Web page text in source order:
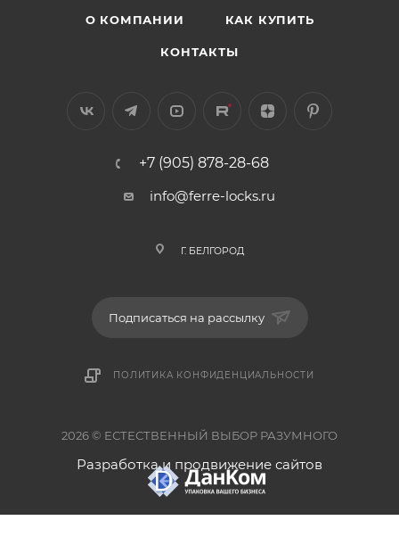
О КОМПАНИИ КАК КУПИТЬ
КОНТАКТЫ
+7 (905) 878-28-68
info@ferre-locks.ru
Г. БЕЛГОРОД
Подписаться на рассылку
ПОЛИТИКА КОНФИДЕНЦИАЛЬНОСТИ
2026 © ЕСТЕСТВЕННЫЙ ВЫБОР РАЗУМНОГО
Разработка и продвижение сайтов